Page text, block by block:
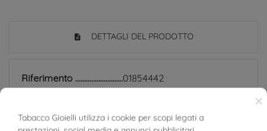
DETTAGLI DEL PRODOTTO
Riferimento
01854442
SCHEDA TECNICA
×
Tabacco Gioielli utilizza i cookie per scopi legati a